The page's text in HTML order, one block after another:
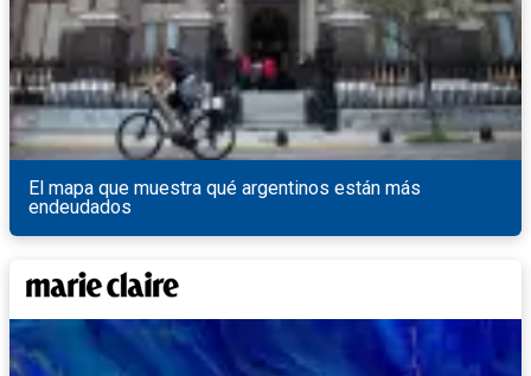
El mapa que muestra qué argentinos están más
endeudados